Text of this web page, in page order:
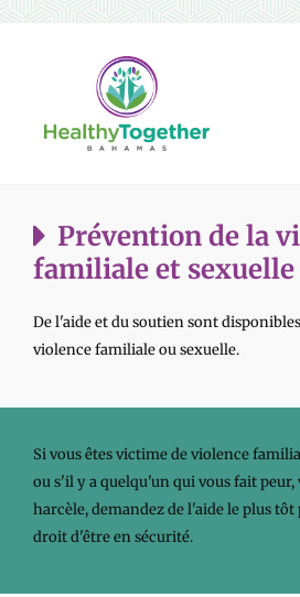
Prévention de la
familiale et sexuelle
De l'aide et du soutien sont
violence familiale ou sexuelle.
Si vous êtes victime de violence
ou s'il y a quelqu'un qui vous fait peur,
harcèle, demandez de l'aide le plus tôt
droit d'être en sécurité.